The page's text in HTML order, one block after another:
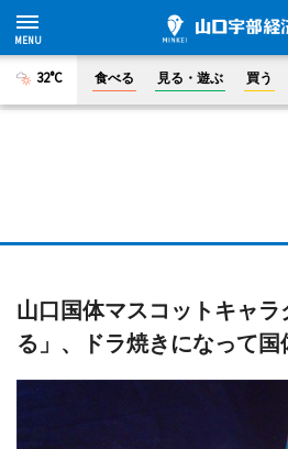
32°C 食べる 見る・遊ぶ 買う
山口国体マスコットキャ
る」、ドラ焼きになって国